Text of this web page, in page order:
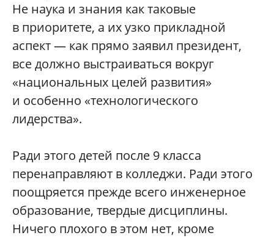
Не наука и знания как таковые
в приоритете, а их узко прикладной
аспект — как прямо заявил президент,
все должно выстраиваться вокруг
«национальных целей развития»
и особенно «технологического
лидерства».
Ради этого детей после 9 класса
перенаправляют в колледжи. Ради этого
поощряется прежде всего инженерное
образование, твердые дисциплины.
Ничего плохого в этом нет, кроме